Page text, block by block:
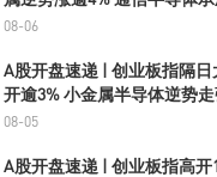
08-06
A股开盘速递 | 创业板指隔
开逾3% 小金属半导体逆势
08-05
A股开盘速递 | 创业板指高开